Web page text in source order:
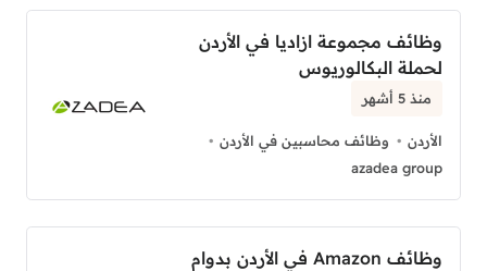
وظائف مجموعة ازاديا في الأردن
لحملة البكالوريوس
منذ 5 أشهر
الأردن
وظائف محاسبين في الأردن
azadea group
وظائف Amazon في الأردن بدوام